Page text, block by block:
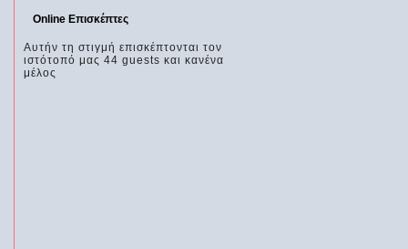
Online Επισκέπτες
Αυτήν τη στιγμή επισκέπτονται τον
ιστότοπό μας 44 guests και κανένα
μέλος